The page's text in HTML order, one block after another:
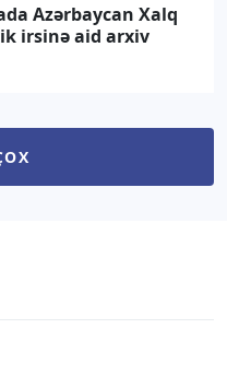
Azərbaycan Xalq
irsinə aid arxiv